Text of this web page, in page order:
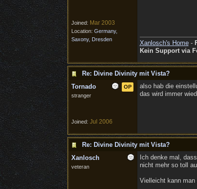
Joined: Mar 2003
Location: Germany,
Saxony, Dresden
Xanlosch's Home-
Kein Support via
Re: Divine Divinity mit Vista?
OP
Tornado
stranger
Joined: Jul 2006
also hab die
das wird immer
Re: Divine Divinity mit Vista?
Xanlosch
veteran
Ich denke mal,
nicht mehr so toll
Vielleicht kann